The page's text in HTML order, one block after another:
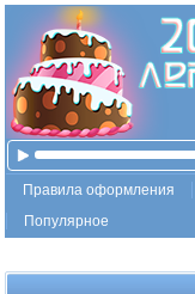
Правила оформления
Популярное